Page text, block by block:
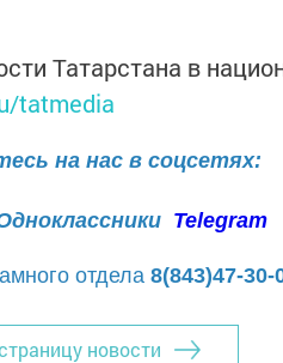
Татарстана в
tatmedia
на нас в соцсетях:
Telegram
отдела 8(843)47-30-
новости